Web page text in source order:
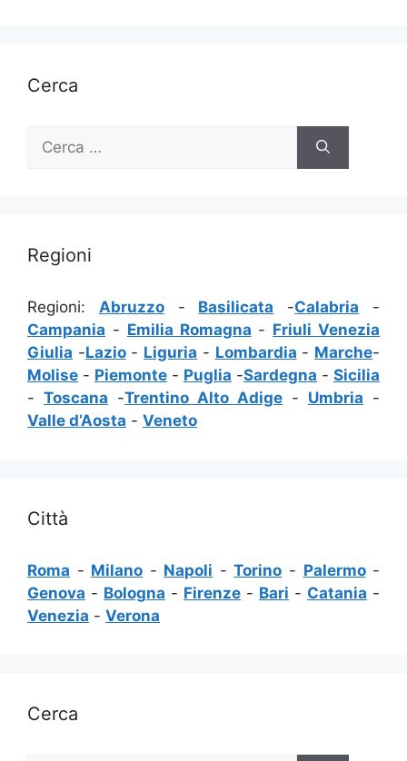
Cerca
per:
Regioni
Regioni: Abruzzo- Basilicata -Calabria -
Campania - Emilia Romagna - Friuli Venezia
Giulia -Lazio- Liguria - Lombardia - Marche-
Molise - Piemonte - Puglia -Sardegna - Sicilia
- Toscana -Trentino Alto Adige - Umbria -
Valle d’Aosta - Veneto
Città
Roma - Milano - Napoli -Torino - Palermo-
Genova - Bologna - Firenze - Bari - Catania -
Venezia - Verona
Cerca